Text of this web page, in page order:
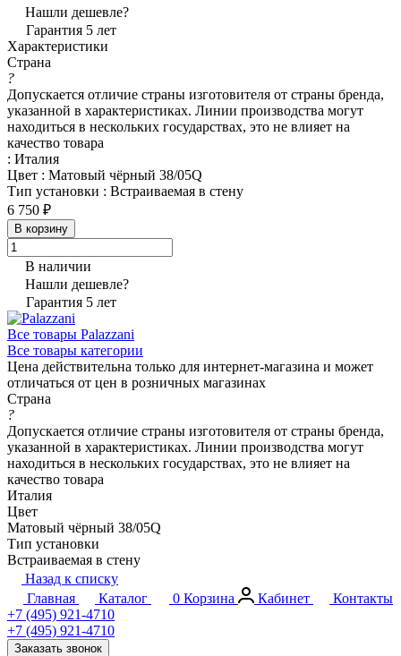
Нашли дешевле?
Гарантия 5 лет
Характеристики
Страна
?
Допускается отличие страны изготовителя от страны бренда,
указанной в характеристиках. Линии производства могут
находиться в нескольких государствах, это не влияет на
качество товара
: Италия
Цвет : Матовый чёрный 38/05Q
Тип установки : Встраиваемая в стену
6 750 ₽
В корзину
В наличии
Нашли дешевле?
Гарантия 5 лет
Все товары Palazzani
Все товары категории
Цена действительна только для интернет-магазина и может
отличаться от цен в розничных магазинах
Страна
?
Допускается отличие страны изготовителя от страны бренда,
указанной в характеристиках. Линии производства могут
находиться в нескольких государствах, это не влияет на
качество товара
Италия
Цвет
Матовый чёрный 38/05Q
Тип установки
Встраиваемая в стену
Назад к списку
Главная
Каталог 0 Корзина Кабинет
Контакты
+7 (495) 921-4710
+7 (495) 921-4710
Заказать звонок